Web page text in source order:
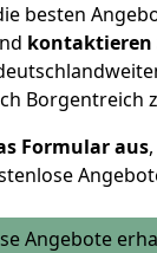
besten
kontaktieren
Borgentreich
Formular aus
Angebote